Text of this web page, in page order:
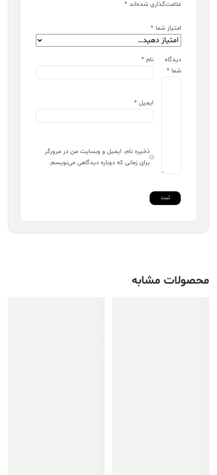
علامت‌گذاری شده‌اند *
امتیاز شما *
دیدگاه
شما *
نام *
ایمیل *
ذخیره نام، ایمیل و وبسایت من در مرورگر
برای زمانی که دوباره دیدگاهی می‌نویسم.
محصولات مشابه